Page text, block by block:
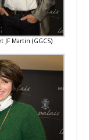
JF Martin (GGCS)